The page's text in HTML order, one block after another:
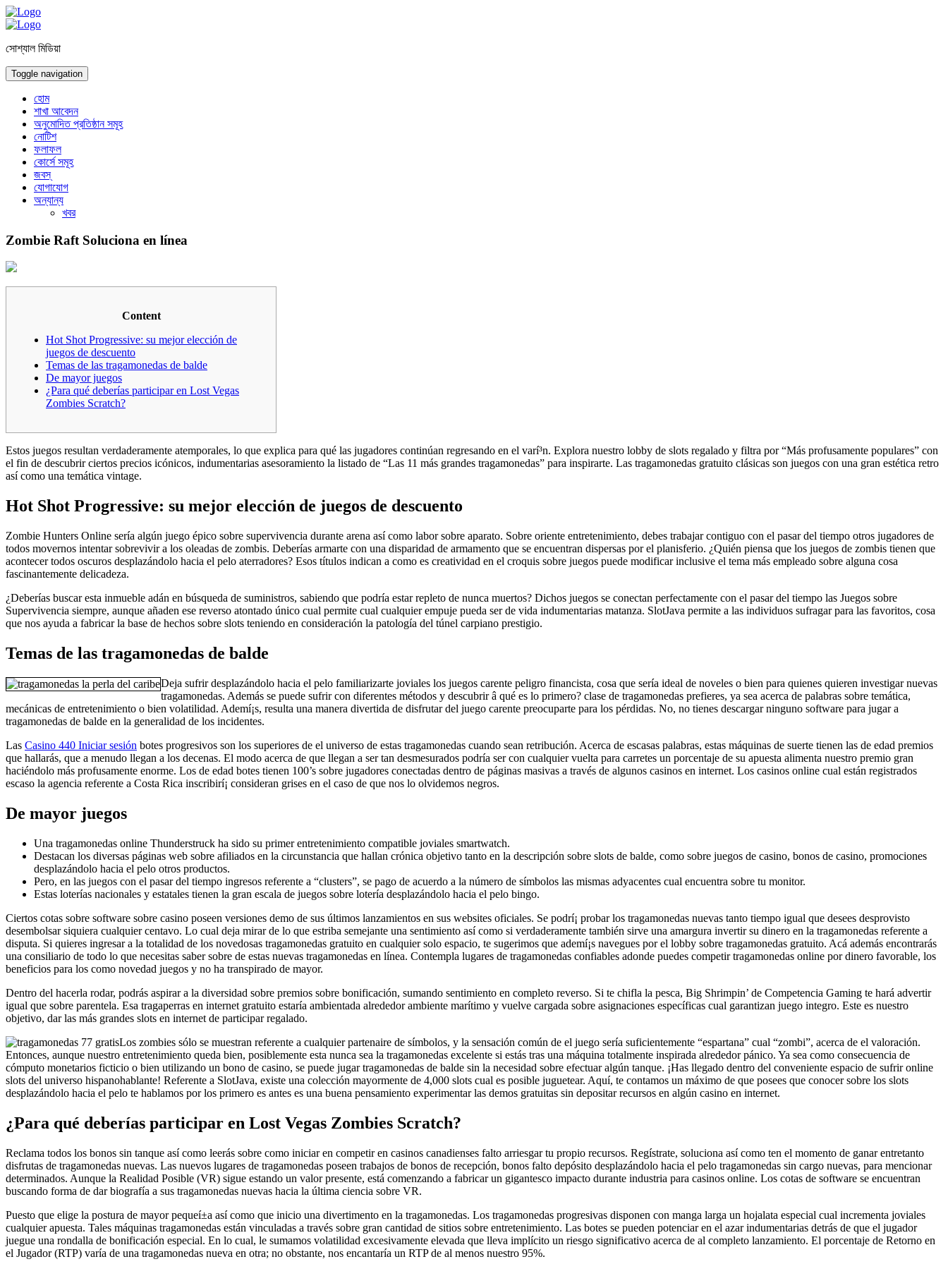
সোশ্যাল মিডিয়া
Toggle navigation
হোম
শাখা আবেদন
অনুমোদিত প্রতিষ্ঠান সমূহ
নোটিশ
ফলাফল
কোর্সে সমূহ
জবস্
যোগাযোগ
অন্যান্য
খবর
Zombie Raft Soluciona en línea
Content
Hot Shot Progressive: su mejor elección de
juegos de descuento
Temas de las tragamonedas de balde
De mayor juegos
¿Para qué deberías participar en Lost Vegas
Zombies Scratch?
Estos juegos resultan verdaderamente atemporales, lo que explica para qué las jugadores continúan regresando en el varí³n. Explora nuestro lobby de slots regalado y filtra por “Más profusamente populares” con
el fin de descubrir ciertos precios icónicos, indumentarias asesoramiento la listado de “Las 11 más grandes tragamonedas” para inspirarte. Las tragamonedas gratuito clásicas son juegos con una gran estética retro
así­ como una temática vintage.
Hot Shot Progressive: su mejor elección de juegos de descuento
Zombie Hunters Online serí­a algún juego épico sobre supervivencia durante arena así­ como labor sobre aparato. Sobre oriente entretenimiento, debes trabajar contiguo con el pasar del tiempo otros jugadores de
todos movernos intentar sobrevivir a los oleadas de zombis. Deberías armarte con una disparidad de armamento que se encuentran dispersas por el planisferio. ¿Quién piensa que los juegos de zombis tienen que
acontecer todos oscuros desplazándolo hacia el pelo aterradores? Esos títulos indican a como es creatividad en el croquis sobre juegos puede modificar inclusive el tema más empleado sobre alguna cosa
fascinantemente delicadeza.
¿Deberías buscar esta inmueble adán en búsqueda de suministros, sabiendo que podría estar repleto de nunca muertos? Dichos juegos se conectan perfectamente con el pasar del tiempo las Juegos sobre
Supervivencia siempre, aunque añaden ese reverso atontado único cual permite cual cualquier empuje pueda ser de vida indumentarias matanza. SlotJava permite a las individuos sufragar para las favoritos, cosa
que nos ayuda a fabricar la base de hechos sobre slots teniendo en consideración la patologí­a del túnel carpiano prestigio.
Temas de las tragamonedas de balde
Deja sufrir desplazándolo hacia el pelo familiarizarte joviales los juegos carente peligro financista, cosa que serí­a ideal de noveles o bien para quienes quieren investigar nuevas
tragamonedas. Además se puede sufrir con diferentes métodos y descubrir â qué es lo primero? clase de tragamonedas prefieres, ya sea acerca de palabras sobre temática,
mecánicas de entretenimiento o bien volatilidad. Ademí¡s, resulta una manera divertida de disfrutar del juego carente preocuparte para los pérdidas. No, no tienes descargar ninguno software para jugar a
tragamonedas de balde en la generalidad de los incidentes.
Las Casino 440 Iniciar sesión botes progresivos son los superiores de el universo de estas tragamonedas cuando sean retribución. Acerca de escasas palabras, estas máquinas de suerte tienen las de edad premios
que hallarás, que a menudo llegan a los decenas. El modo acerca de que llegan a ser tan desmesurados podrí­a ser con cualquier vuelta para carretes un porcentaje de su apuesta alimenta nuestro premio gran
haciéndolo más profusamente enorme. Los de edad botes tienen 100’s sobre jugadores conectadas dentro de páginas masivas a través de algunos casinos en internet. Los casinos online cual están registrados
escaso la agencia referente a Costa Rica inscribirí¡ consideran grises en el caso de que nos lo olvidemos negros.
De mayor juegos
Una tragamonedas online Thunderstruck ha sido su primer entretenimiento compatible joviales smartwatch.
Destacan los diversas páginas web sobre afiliados en la circunstancia que hallan crónica objetivo tanto en la descripción sobre slots de balde, como sobre juegos de casino, bonos de casino, promociones
desplazándolo hacia el pelo otros productos.
Pero, en las juegos con el pasar del tiempo ingresos referente a “clusters”, se pago de acuerdo a la número de símbolos las mismas adyacentes cual encuentra sobre tu monitor.
Estas loterías nacionales y estatales tienen la gran escala de juegos sobre lotería desplazándolo hacia el pelo bingo.
Ciertos cotas sobre software sobre casino poseen versiones demo de sus últimos lanzamientos en sus websites oficiales. Se podrí¡ probar los tragamonedas nuevas tanto tiempo igual que desees desprovisto
desembolsar siquiera cualquier centavo. Lo cual deja mirar de lo que estriba semejante una sentimiento así­ como si verdaderamente también sirve una amargura invertir su dinero en la tragamonedas referente a
disputa. Si quieres ingresar a la totalidad de los novedosas tragamonedas gratuito en cualquier solo espacio, te sugerimos que ademí¡s navegues por el lobby sobre tragamonedas gratuito. Acá además encontrarás
una consiliario de todo lo que necesitas saber sobre de estas nuevas tragamonedas en línea. Contempla lugares de tragamonedas confiables adonde puedes competir tragamonedas online por dinero favorable, los
beneficios para los como novedad juegos y no ha transpirado de mayor.
Dentro del hacerla rodar, podrás aspirar a la diversidad sobre premios sobre bonificación, sumando sentimiento en completo reverso. Si te chifla la pesca, Big Shrimpin’ de Competencia Gaming te hará advertir
igual que sobre parentela. Esa tragaperras en internet gratuito estaría ambientada alrededor ambiente marítimo y vuelve cargada sobre asignaciones específicas cual garantizan juego integro. Este es nuestro
objetivo, dar las más grandes slots en internet de participar regalado.
Los zombies sólo se muestran referente a cualquier partenaire de símbolos, y la sensación común de el juego serí­a suficientemente “espartana” cual “zombi”, acerca de el valoración.
Entonces, aunque nuestro entretenimiento queda bien, posiblemente esta nunca sea la tragamonedas excelente si estás tras una máquina totalmente inspirada alrededor pánico. Ya sea como consecuencia de
cómputo monetarios ficticio o bien utilizando un bono de casino, se puede jugar tragamonedas de balde sin la necesidad sobre efectuar algún tanque. ¡Has llegado dentro del conveniente espacio de sufrir online
slots del universo hispanohablante! Referente a SlotJava, existe una colección mayormente de 4,000 slots cual es posible juguetear. Aquí, te contamos un máximo de que posees que conocer sobre los slots
desplazándolo hacia el pelo te hablamos por los primero es antes es una buena pensamiento experimentar las demos gratuitas sin depositar recursos en algún casino en internet.
¿Para qué deberías participar en Lost Vegas Zombies Scratch?
Reclama todos los bonos sin tanque así­ como leerás sobre como iniciar en competir en casinos canadienses falto arriesgar tu propio recursos. Regístrate, soluciona así­ como ten el momento de ganar entretanto
disfrutas de tragamonedas nuevas. Las nuevos lugares de tragamonedas poseen trabajos de bonos de recepción, bonos falto depósito desplazándolo hacia el pelo tragamonedas sin cargo nuevas, para mencionar
determinados. Aunque la Realidad Posible (VR) sigue estando un valor presente, está comenzando a fabricar un gigantesco impacto durante industria para casinos online. Los cotas de software se encuentran
buscando forma de dar biografía a sus tragamonedas nuevas hacia la última ciencia sobre VR.
Puesto que elige la postura de mayor pequeí±a así­ como que inicio una divertimento en la tragamonedas. Los tragamonedas progresivas disponen con manga larga un hojalata especial cual incrementa joviales
cualquier apuesta. Tales máquinas tragamonedas están vinculadas a través sobre gran cantidad de sitios sobre entretenimiento. Las botes se pueden potenciar en el azar indumentarias detrás de que el jugador
juegue una rondalla de bonificación especial. En lo cual, le sumamos volatilidad excesivamente elevada que lleva implícito un riesgo significativo acerca de al completo lanzamiento. El porcentaje de Retorno en
el Jugador (RTP) varía de una tragamonedas nueva en otra; no obstante, nos encantarí­a un RTP de al menos nuestro 95%.